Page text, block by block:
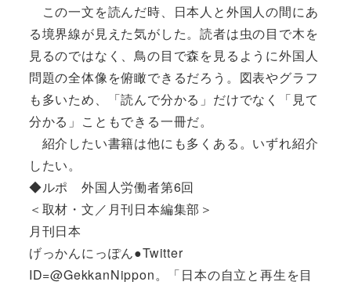
この一文を読んだ時、日本人と外国人の間にあ
る境界線が見えた気がした。読者は虫の目で木を
見るのではなく、鳥の目で森を見るように外国人
問題の全体像を俯瞰できるだろう。図表やグラフ
も多いため、「読んで分かる」だけでなく「見て
分かる」こともできる一冊だ。
紹介したい書籍は他にも多くある。いずれ紹介
したい。
◆ルポ 外国人労働者第6回
＜取材・文／月刊日本編集部＞
月刊日本
げっかんにっぽん●Twitter
ID=@GekkanNippon。「日本の自立と再生を目